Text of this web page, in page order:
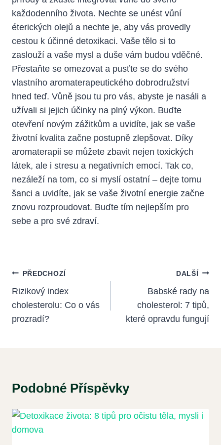
každodenního života. Nechte se unést vůní
éterických olejů a nechte je, aby vás provedly
cestou k účinné detoxikaci. Vaše tělo si to
zaslouží a vaše mysl a duše vám budou vděčné.
Přestaňte se omezovat a pusťte se do svého
vlastního aromaterapeutického dobrodružství
hned teď. Vůně jsou tu pro vás, abyste je nasáli a
užívali si jejich účinky na plný výkon. Buďte
otevření novým zážitkům a uvidíte, jak se vaše
životní kvalita začne postupně zlepšovat. Díky
aromaterapii se můžete zbavit nejen toxických
látek, ale i stresu a negativních emocí. Tak co,
nezáleží na tom, co si myslí ostatní – dejte tomu
šanci a uvidíte, jak se vaše životní energie začne
znovu rozproudovat. Buďte tím nejlepším pro
sebe a pro své zdraví.
Navigace
Pro
Příspěvek
PŘEDCHOZÍ
Rizikový index
cholesterolu: Co o vás
prozradí?
DALŠÍ
Babské rady na
cholesterol: 7 tipů,
které opravdu fungují
Podobné Příspěvky